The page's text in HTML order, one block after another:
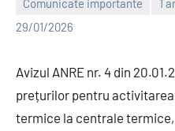
Comunicate importante
29/01/2026
Alexandru
Avizul ANRE nr. 4 din
prețurilor pentru
termice la centrale termice,